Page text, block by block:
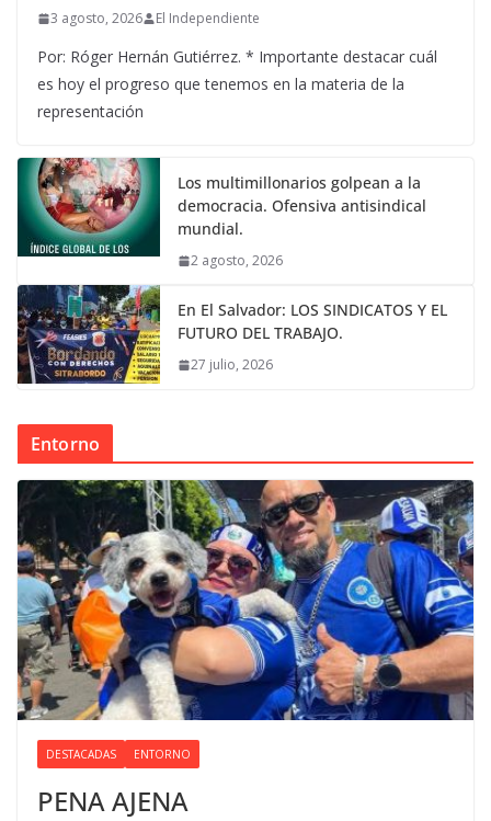
3 agosto, 2026 El Independiente
Por: Róger Hernán Gutiérrez. * Importante destacar cuál
es hoy el progreso que tenemos en la materia de la
representación
Los multimillonarios golpean a la
democracia. Ofensiva antisindical
mundial.
2 agosto, 2026
En El Salvador: LOS SINDICATOS Y EL
FUTURO DEL TRABAJO.
27 julio, 2026
Entorno
DESTACADAS ENTORNO
PENA AJENA